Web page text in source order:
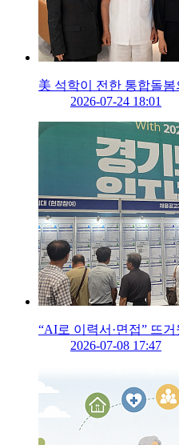
美 석학이 전한 통합돌
2026-07-24 18:01
“AI로 이력서·면접” 뜨
2026-07-08 17:47